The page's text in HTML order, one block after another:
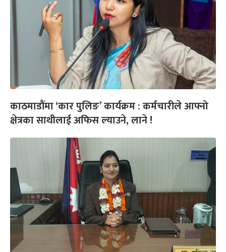
काठमाडौंमा ‘कार पुलिङ’ कार्यक्रम : कर्मचारीले आफ्नो
क्षेत्रका साथीलाई अफिस ल्याउने, लाने !